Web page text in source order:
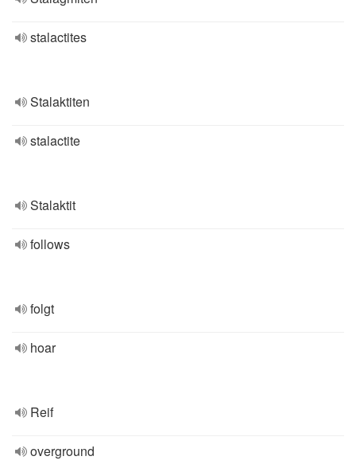
stalactites
Stalaktiten
stalactite
Stalaktit
follows
folgt
hoar
Reif
overground